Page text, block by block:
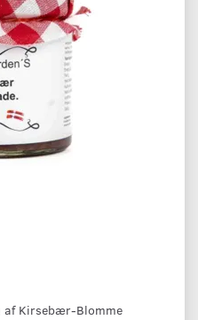
af Kirsebær-Blomme